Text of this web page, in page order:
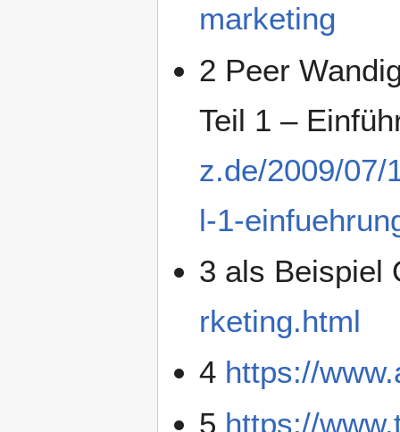
marketing
2 Peer
Teil 1 –
z.de/2009/07/
l-1-
3 als Beispiel
rketing.html
4 https://
5 https://